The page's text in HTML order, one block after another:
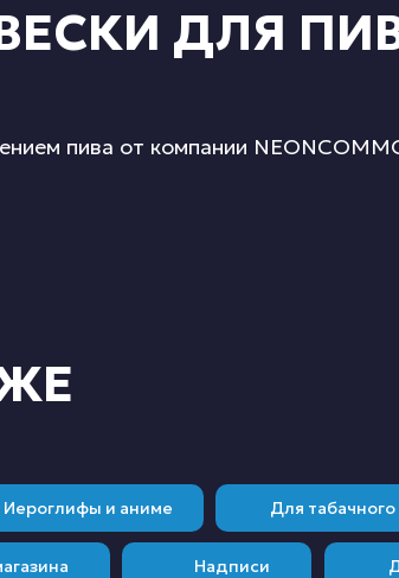
ДЛЯ
пива от компании
Иероглифы и аниме Для табачного
Надписи